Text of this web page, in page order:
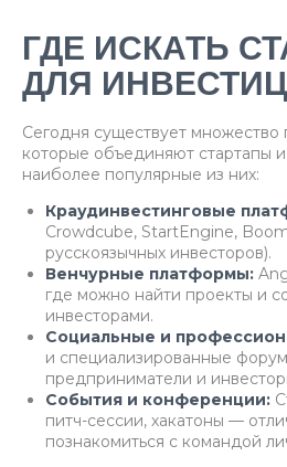
ГДЕ ИСКАТЬ
ДЛЯ
Сегодня существует множество
которые объединяют стартапы
наиболее популярные из них:
Краудинвестинговые
Crowdcube, StartEngine,
русскоязычных инвесторов).
Венчурные платформы:
где можно найти проекты и
инвесторами.
Социальные и
и специализированные
предприниматели и
События и конференции:
питч-сессии, хакатоны —
познакомиться с командой